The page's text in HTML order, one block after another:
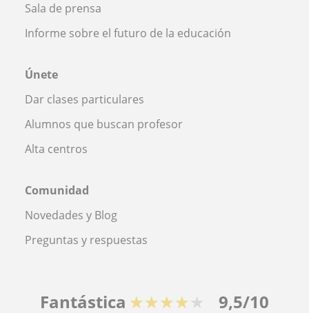
Sala de prensa
Informe sobre el futuro de la educación
Únete
Dar clases particulares
Alumnos que buscan profesor
Alta centros
Comunidad
Novedades y Blog
Preguntas y respuestas
Fantástica ★★★★★ 9,5/10